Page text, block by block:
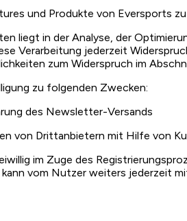
und Produkte von Eversports zu
liegt in der Analyse, der
Verarbeitung jederzeit
zum Widerspruch im
zu folgenden Zwecken:
des Newsletter-Versands
von Drittanbietern mit Hilfe von
im Zuge des
vom Nutzer weiters jederzeit